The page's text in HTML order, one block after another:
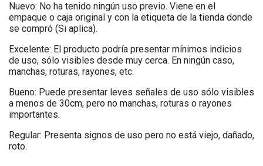
Nuevo: No ha tenido ningún uso previo. Viene en el
empaque o caja original y con la etiqueta de la tienda donde
se compró (Si aplica).
Excelente: El producto podría presentar mínimos indicios
de uso, sólo visibles desde muy cerca. En ningún caso,
manchas, roturas, rayones, etc.
Bueno: Puede presentar leves señales de uso sólo visibles
a menos de 30cm, pero no manchas, roturas o rayones
importantes.
Regular: Presenta signos de uso pero no está viejo, dañado,
roto.